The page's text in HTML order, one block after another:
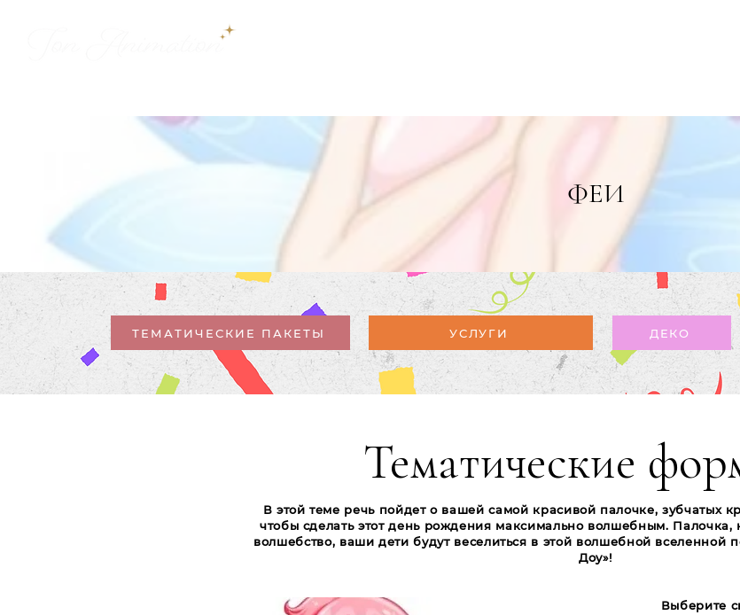
ФЕИ
ТЕМАТИЧЕСКИЕ ПАКЕТЫ УСЛУГИ ДЕКО
Тематические
В этой теме речь пойдет о вашей самой красивой палочке, зубчатых
чтобы сделать этот день рождения максимально волшебным.
волшебство, ваши дети будут веселиться в этой волшебной
Доу»!
Выберите